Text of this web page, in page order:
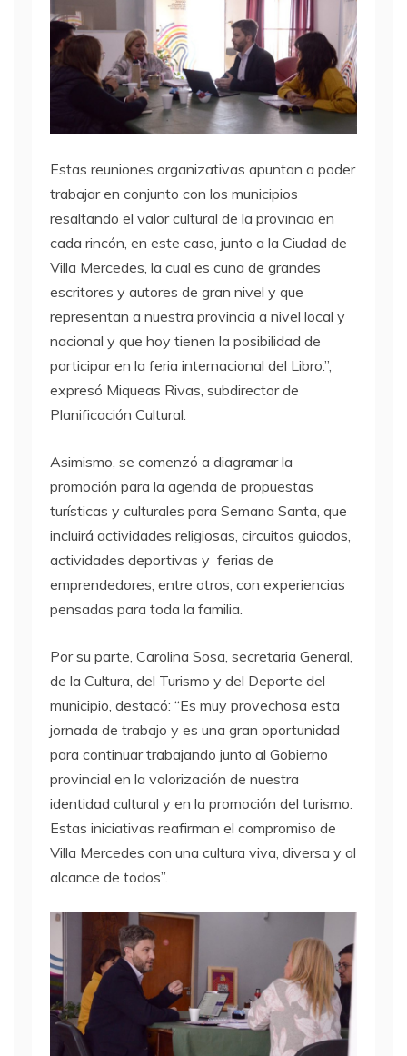
Estas reuniones organizativas apuntan a poder
trabajar en conjunto con los municipios
resaltando el valor cultural de la provincia en
cada rincón, en este caso, junto a la Ciudad de
Villa Mercedes, la cual es cuna de grandes
escritores y autores de gran nivel y que
representan a nuestra provincia a nivel local y
nacional y que hoy tienen la posibilidad de
participar en la feria internacional del Libro.”,
expresó Miqueas Rivas, subdirector de
Planificación Cultural.
Asimismo, se comenzó a diagramar la
promoción para la agenda de propuestas
turísticas y culturales para Semana Santa, que
incluirá actividades religiosas, circuitos guiados,
actividades deportivas y ferias de
emprendedores, entre otros, con experiencias
pensadas para toda la familia.
Por su parte, Carolina Sosa, secretaria General,
de la Cultura, del Turismo y del Deporte del
municipio, destacó: “Es muy provechosa esta
jornada de trabajo y es una gran oportunidad
para continuar trabajando junto al Gobierno
provincial en la valorización de nuestra
identidad cultural y en la promoción del turismo.
Estas iniciativas reafirman el compromiso de
Villa Mercedes con una cultura viva, diversa y al
alcance de todos”.